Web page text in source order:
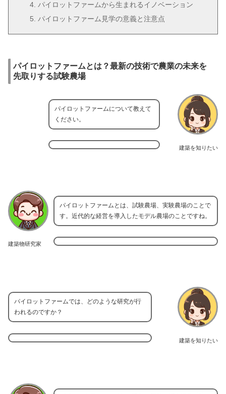
パイロットファームから生まれるイノベーション
パイロットファーム見学の意義と注意点
パイロットファームとは？最新の技術で農業の未来を
先取りする試験農場
建築を知りたい
パイロットファームについて教えて
ください。
建築物研究家
パイロットファームとは、試験農場、実験農場のことで
す。近代的な経営を導入したモデル農場のことですね。
建築を知りたい
パイロットファームでは、どのような研究が行
われるのですか？